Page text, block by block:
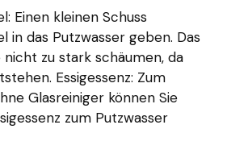
Einen kleinen Schuss
in das Putzwasser geben. Das
zu stark schäumen, da
Essigessenz: Zum
Glasreiniger können Sie
zum Putzwasser